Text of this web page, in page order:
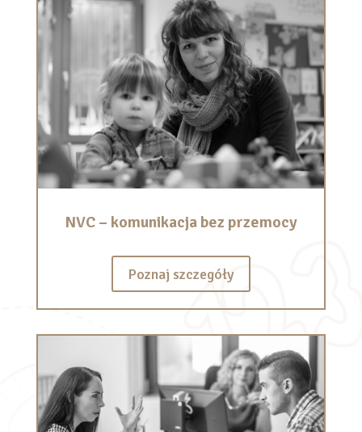
NVC – komunikacja bez przemocy
Poznaj szczegóły